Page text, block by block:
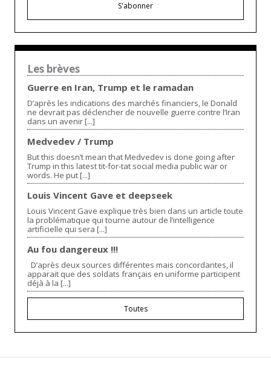
S'abonner
Les brèves
Guerre en Iran, Trump et le ramadan
D’après les indications des marchés financiers, le Donald
ne devrait pas déclencher de nouvelle guerre contre l’Iran
dans un avenir [...]
Medvedev / Trump
But this doesn’t mean that Medvedev is done going after
Trump in this latest tit-for-tat social media public war or
words. He put [...]
Louis Vincent Gave et deepseek
Louis Vincent Gave explique très bien dans un article toute
la problématique qui tourne autour de l’intelligence
artificielle qui sera [...]
Au fou dangereux !!!
D’après deux sources différentes mais concordantes, il
apparait que des soldats français en uniforme participent
déjà à la [...]
Toutes